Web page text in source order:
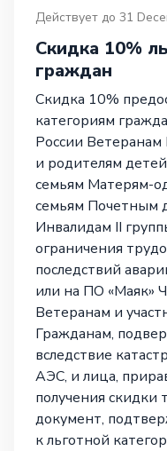
Действует до 31
Скидка 10%
граждан
Скидка 10%
категориям
России
и родителям
семьям Матерям-
семьям Почетным
Инвалидам II
ограничения
последствий
или на ПО «Маяк»
Ветеранам и
Гражданам,
вследствие
АЭС, и лица,
получения скидки
документ,
к льготной